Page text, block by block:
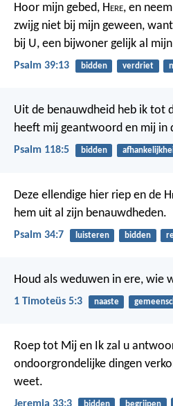
Hoor mijn gebed, Here, en
zwijg niet bij mijn geween,
bij U, een bijwoner gelijk al
Psalm 39:13 bidden verdriet
Uit de benauwdheid heb ik tot
heeft mij geantwoord en mij in
Psalm 118:5 bidden
Deze ellendige hier riep en de H
hem uit al zijn benauwdheden.
Psalm 34:7 luisteren bidden
Houd als weduwen in ere, wie
1 Timoteüs 5:3 naaste
Roep tot Mij en Ik zal u
ondoorgrondelijke dingen
weet.